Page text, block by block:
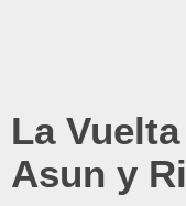
La
Asun y